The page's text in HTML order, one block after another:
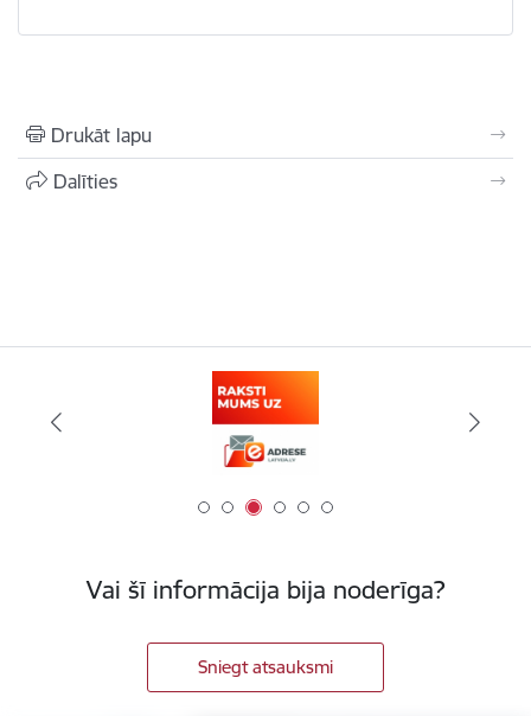
Drukāt lapu
Dalīties
Vai šī informācija bija noderīga?
Sniegt atsauksmi